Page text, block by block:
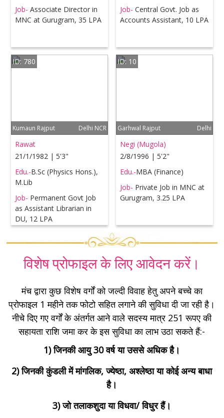
Job- Associate Director in
MNC at Gurugram, 35 LPA
Job- Central Govt. Job as
Accounts Assistant, 10 LPA
ID: 780
Kumaun Rajput Delhi NCR
Rawat
21/1/1982 | 5'3"
Edu.-B.Sc (Physics Hons.),
M.Lib
Job- Permanent Govt Job
as Assistant Librarian in
DU, 12 LPA
ID: 10
Garhwal Rajput Delhi
Negi (Mugola)
2/8/1996 | 5'2"
Edu.-MBA (Finance)
Job- Private Job in MNC at
Gurugram, 3.25 LPA
विशेष प्रोफाइल के लिए आवेदन करें।
मंच द्वारा कुछ विशेष वर्गों को जल्दी विवाह हेतु अपने बच्चे का
प्रोफाइल 1 महीने तक फोटो सहित लगाने की सुविधा दी जा रही है।
नीचे दिए गए वर्गों के अंतर्गत आने वाले सदस्य मात्र 251 रूपए की
सहायता राशि जमा कर के इस सुविधा का लाभ उठा सकते हैं:-
1) जिनकी आयु 30 वर्ष या उससे अधिक है।
2) जिनकी कुंडली में मांगलिक, ज्येष्ठा, अश्लेष्ठा या कोई अन्य बाधा
है।
3) जो तलाकशुदा या विधवा/ विधुर हैं।